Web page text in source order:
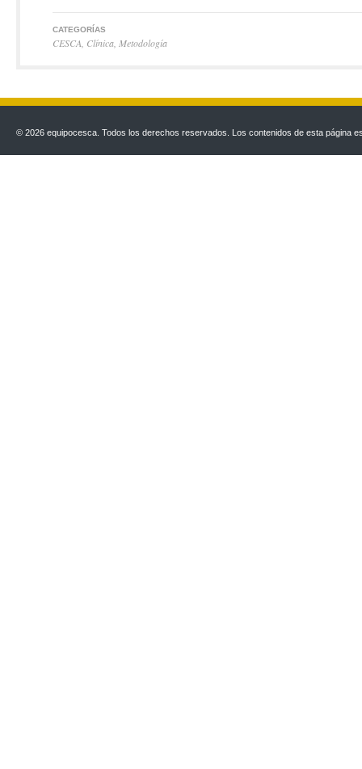
CATEGORÍAS
CESCA Clínica Metodología
© 2026 equipocesca. Todos los derechos reservados. Los contenidos de esta página